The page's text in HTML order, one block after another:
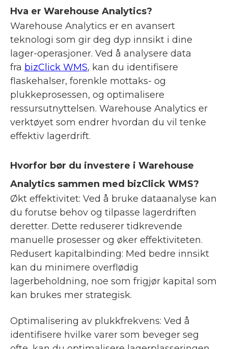
Hva er Warehouse Analytics?
Warehouse Analytics er en avansert
teknologi som gir deg dyp innsikt i dine
lager-operasjoner. Ved å analysere data
fra bizClick WMS, kan du identifisere
flaskehalser, forenkle mottaks- og
plukkeprosessen, og optimalisere
ressursutnyttelsen. Warehouse Analytics er
verktøyet som endrer hvordan du vil tenke
effektiv lagerdrift.
Hvorfor bør du investere i Warehouse
Analytics sammen med bizClick WMS?
Økt effektivitet: Ved å bruke dataanalyse kan
du forutse behov og tilpasse lagerdriften
deretter. Dette reduserer tidkrevende
manuelle prosesser og øker effektiviteten.
Redusert kapitalbinding: Med bedre innsikt
kan du minimere overflødig
lagerbeholdning, noe som frigjør kapital som
kan brukes mer strategisk.
Optimalisering av plukkfrekvens: Ved å
identifisere hvilke varer som beveger seg